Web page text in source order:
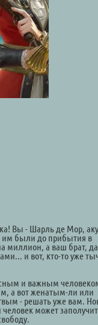
Вы - Шарль де Мор,
им были до прибытия в
миллион, а ваш брат,
и вот, кто-то уже
и важным
а вот женатым-ли или
- решать уже вам.
может